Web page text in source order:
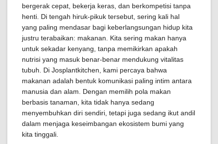
bergerak cepat, bekerja keras, dan berkompetisi tanpa
henti. Di tengah hiruk-pikuk tersebut, sering kali hal
yang paling mendasar bagi keberlangsungan hidup kita
justru terabaikan: makanan. Kita sering makan hanya
untuk sekadar kenyang, tanpa memikirkan apakah
nutrisi yang masuk benar-benar mendukung vitalitas
tubuh. Di Josplantkitchen, kami percaya bahwa
makanan adalah bentuk komunikasi paling intim antara
manusia dan alam. Dengan memilih pola makan
berbasis tanaman, kita tidak hanya sedang
menyembuhkan diri sendiri, tetapi juga sedang ikut andil
dalam menjaga keseimbangan ekosistem bumi yang
kita tinggali.